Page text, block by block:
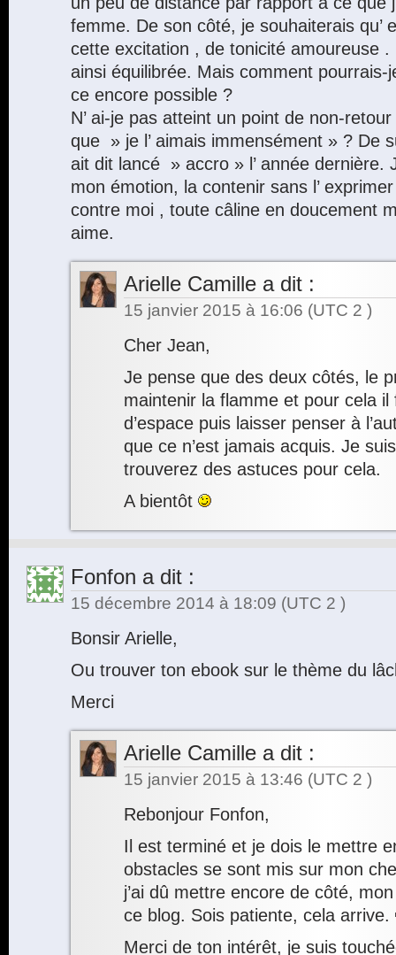
femme. De son côté, je souhaiterais qu’
cette excitation , de tonicité amoureuse
ainsi équilibrée. Mais comment pourrais-
ce encore possible ?
N’ ai-je pas atteint un point de non-
que » je l’ aimais immensément » ? De
ait dit lancé » accro » l’ année dernière.
mon émotion, la contenir sans l’
contre moi , toute câline en doucement
aime.
Arielle Camille a dit :
15 janvier 2015 à 16:06 (UTC 2 )
Cher Jean,
Je pense que des deux côtés, le
maintenir la flamme et pour cela
d’espace puis laisser penser à
que ce n’est jamais acquis. Je
trouverez des astuces pour cela.
A bientôt
Fonfon a dit :
15 décembre 2014 à 18:09 (UTC 2 )
Bonsir Arielle,
Ou trouver ton ebook sur le thème du
Merci
Arielle Camille a dit :
15 janvier 2015 à 13:46 (UTC 2 )
Rebonjour Fonfon,
Il est terminé et je dois le mettre
obstacles se sont mis sur mon
j’ai dû mettre encore de côté,
ce blog. Sois patiente, cela arrive.
Merci de ton intérêt, je suis